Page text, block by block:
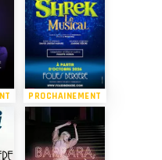
PROCHAINEMENT